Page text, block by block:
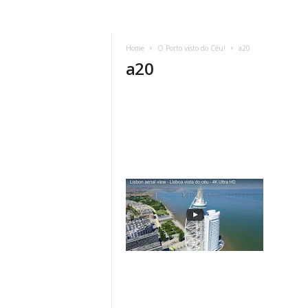
Home O Porto visto do Céu! a20
a20